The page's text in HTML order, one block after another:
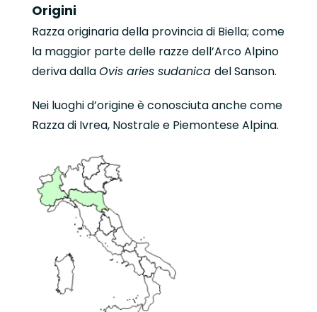
Origini
Razza originaria della provincia di Biella; come
la maggior parte delle razze dell’Arco Alpino
deriva dallaOvis aries sudanica del Sanson.
Nei luoghi d’origine è conosciuta anche come
Razza di Ivrea, Nostrale e Piemontese Alpina.